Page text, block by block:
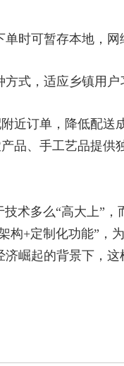
时可暂存本地，
式，适应乡镇用户
近订单，降低配送
品、手工艺品提供
术多么“高大上”
构+定制化功能”，
崛起的背景下，